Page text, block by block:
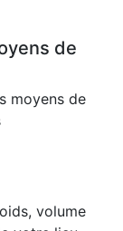
de
moyens de
volume